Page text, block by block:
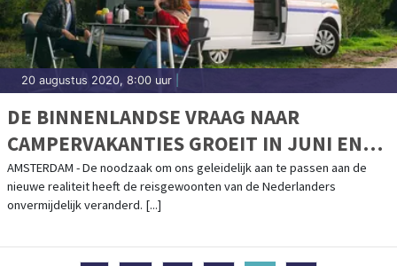
20 augustus 2020, 8:00 uur
DE BINNENLANDSE VRAAG NAAR
CAMPERVAKANTIES GROEIT IN JUNI EN
JULI 900% IN VERGELIJKING MET VORIG
JAAR
AMSTERDAM - De noodzaak om ons geleidelijk aan te passen aan de
nieuwe realiteit heeft de reisgewoonten van de Nederlanders
onvermijdelijk veranderd. [...]